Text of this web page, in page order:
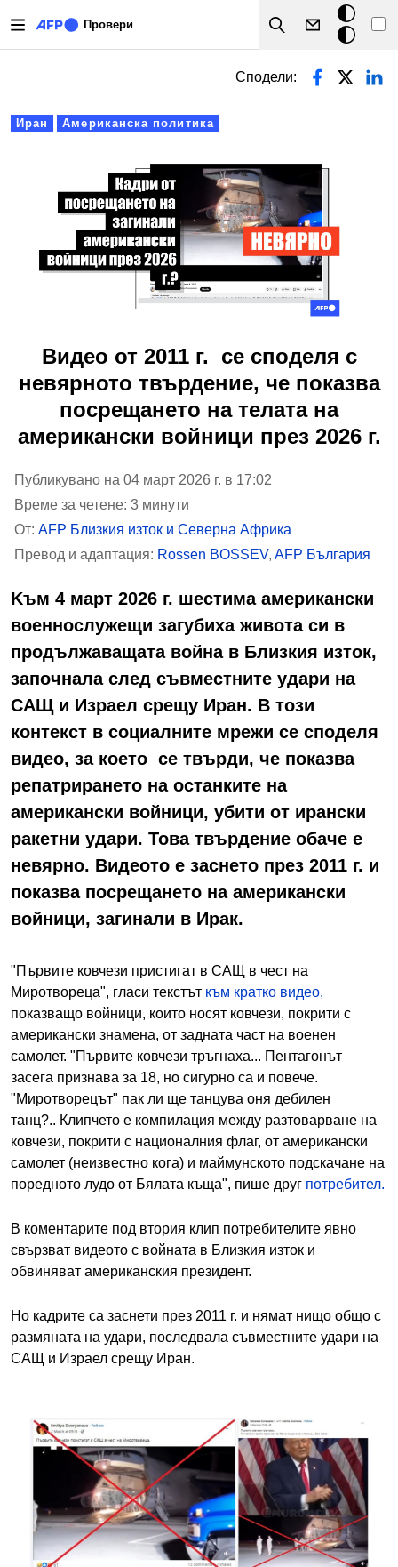
Провери
Search
Тъмен
режим
Primary tabs
Иран Американска политика
Сподели:
Видео от 2011 г. се споделя с
невярното твърдение, че показва
посрещането на телата на
американски войници през 2026 г.
Публикувано на 04 март 2026 г. в 17:02
Време за четене: 3 минути
От: AFP Близкия изток и Северна Африка
Превод и адаптация: Rossen BOSSEV, AFP България
Kъм 4 март 2026 г. шестима американски
военнослужещи загубиха живота си в
продължаващата война в Близкия изток,
започнала след съвместните удари на
САЩ и Израел срещу Иран. В този
контекст в социалните мрежи се споделя
видео, за което се твърди, че показва
репатрирането на останките на
американски войници, убити от ирански
ракетни удари. Това твърдение обаче е
невярно. Видеото е заснето през 2011 г. и
показва посрещането на американски
войници, загинали в Ирак.
"Първите ковчези пристигат в САЩ в чест на
Миротвореца", гласи текстът към кратко видео,
показващо войници, които носят ковчези, покрити с
американски знамена, от задната част на военен
самолет. "Първите ковчези тръгнаха... Пентагонът
засега признава за 18, но сигурно са и повече.
"Миротворецът" пак ли ще танцува оня дебилен
танц?.. Клипчето е компилация между разтоварване на
ковчези, покрити с националния флаг, от американски
самолет (неизвестно кога) и маймунското подскачане на
поредното лудо от Бялата къща", пише друг потребител.
В коментарите под втория клип потребителите явно
свързват видеото с войната в Близкия изток и
обвиняват американския президент.
Но кадрите са заснети през 2011 г. и нямат нищо общо с
размяната на удари, последвала съвместните удари на
САЩ и Израел срещу Иран.
Image